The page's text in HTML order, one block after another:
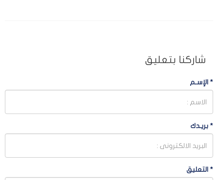
شاركنا بتعليق
* الإسـم
* بريـدك
* التعليق